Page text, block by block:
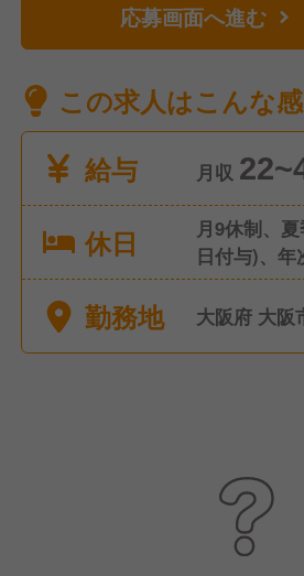
応募画面へ進む
この求人はこんな感
給与
月収
休日
月9休制、
日付与)、年
休暇
勤務地 大阪府 大阪